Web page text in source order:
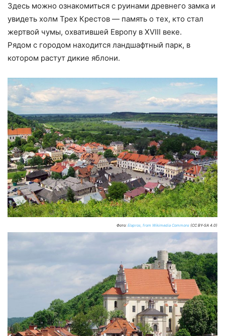
Здесь можно ознакомиться с руинами древнего замка и
увидеть холм Трех Крестов — память о тех, кто стал
жертвой чумы, охватившей Европу в XVIII веке.
Рядом с городом находится ландшафтный парк, в
котором растут дикие яблони.
Фото: Elapros, from Wikimedia Commons (CC BY-SA 4.0)